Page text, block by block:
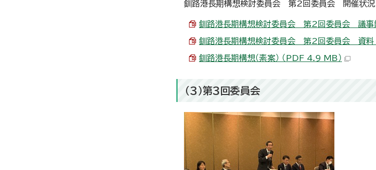
釧路港長期構想検討委員会 第2回委員会 開催状況
釧路港長期構想検討委員会 第2回委員会 議事録
釧路港長期構想検討委員会 第2回委員会 資料
釧路港長期構想（素案） （PDF 4.9 MB）
（3）第3回委員会